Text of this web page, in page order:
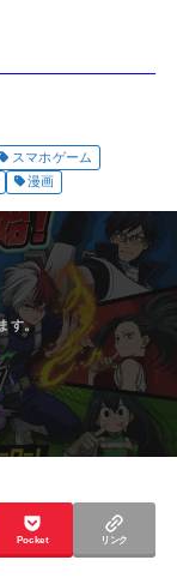
スマホゲーム
漫画
Pocket リンク